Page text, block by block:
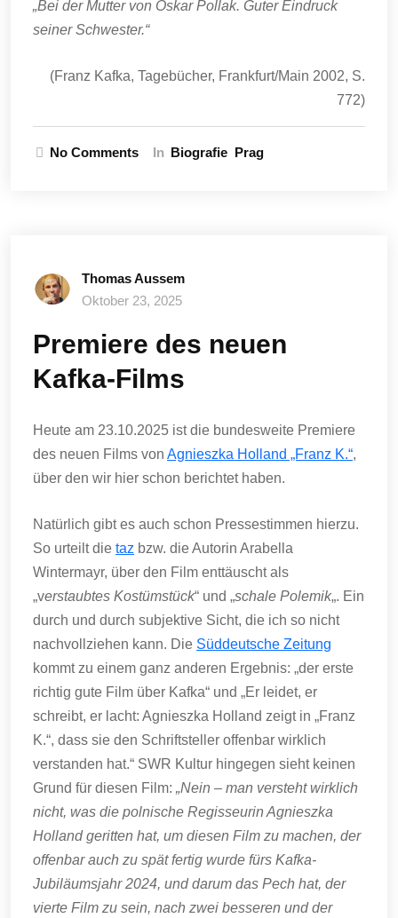
„Bei der Mutter von Oskar Pollak. Guter Eindruck
seiner Schwester.“
(Franz Kafka, Tagebücher, Frankfurt/Main 2002, S.
772)
No Comments In Biografie Prag
Thomas Aussem
Oktober 23, 2025
Premiere des neuen
Kafka-Films
Heute am 23.10.2025 ist die bundesweite Premiere
des neuen Films von Agnieszka Holland „Franz K.“,
über den wir hier schon berichtet haben.
Natürlich gibt es auch schon Pressestimmen hierzu.
So urteilt die taz bzw. die Autorin Arabella
Wintermayr, über den Film enttäuscht als
„verstaubtes Kostümstück“ und „schale Polemik„. Ein
durch und durch subjektive Sicht, die ich so nicht
nachvollziehen kann. Die Süddeutsche Zeitung
kommt zu einem ganz anderen Ergebnis: „der erste
richtig gute Film über Kafka“ und „Er leidet, er
schreibt, er lacht: Agnieszka Holland zeigt in „Franz
K.“, dass sie den Schriftsteller offenbar wirklich
verstanden hat.“ SWR Kultur hingegen sieht keinen
Grund für diesen Film: „Nein – man versteht wirklich
nicht, was die polnische Regisseurin Agnieszka
Holland geritten hat, um diesen Film zu machen, der
offenbar auch zu spät fertig wurde fürs Kafka-
Jubiläumsjahr 2024, und darum das Pech hat, der
vierte Film zu sein, nach zwei besseren und der